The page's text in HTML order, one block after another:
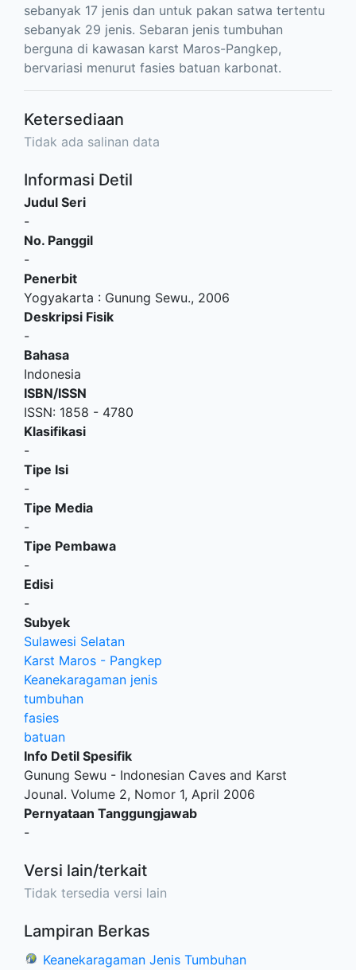
sebanyak 17 jenis dan untuk pakan satwa tertentu
sebanyak 29 jenis. Sebaran jenis tumbuhan
berguna di kawasan karst Maros-Pangkep,
bervariasi menurut fasies batuan karbonat.
Ketersediaan
Tidak ada salinan data
Informasi Detil
Judul Seri
-
No. Panggil
-
Penerbit
Yogyakarta : Gunung Sewu., 2006
Deskripsi Fisik
-
Bahasa
Indonesia
ISBN/ISSN
ISSN: 1858 - 4780
Klasifikasi
-
Tipe Isi
-
Tipe Media
-
Tipe Pembawa
-
Edisi
-
Subyek
Sulawesi Selatan
Karst Maros - Pangkep
Keanekaragaman jenis
tumbuhan
fasies
batuan
Info Detil Spesifik
Gunung Sewu - Indonesian Caves and Karst
Jounal. Volume 2, Nomor 1, April 2006
Pernyataan Tanggungjawab
-
Versi lain/terkait
Tidak tersedia versi lain
Lampiran Berkas
Keanekaragaman Jenis Tumbuhan